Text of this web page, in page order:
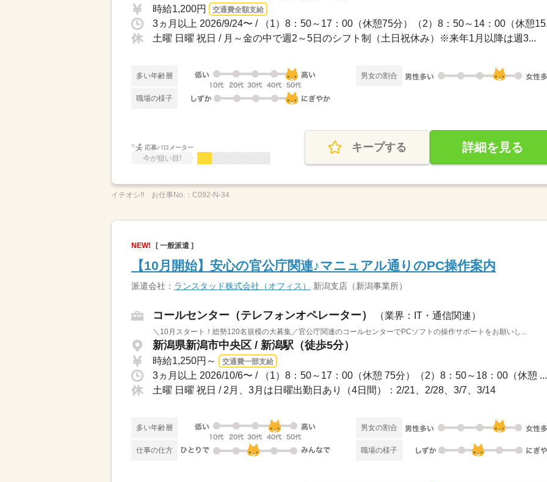
時給1,200円 交通費全額支給
3ヵ月以上 2026/9/24〜 / （1）8：50～17：00（休憩75分）（2）8：50～14：00（休憩
土曜 日曜 祝日 / 月～金の中で週2～5日のシフト制（土日祝休み）※来年1月以降は週3...
多い年齢層 男女の割合
職場の様子
応募バロメーター
今が狙い目!
キープする 詳細を見る
イチオシ!! お仕事No.： C092-N-34
NEW! [ 一般派遣 ]
【10月開始】安心の官公庁関連♪マニュアル通りのPC操作案内
派遣会社： ランスタッド株式会社（オフィス） 新潟支店（新潟事業所）
コールセンター（テレフォンオペレーター） （業界：IT・通信関連）
＼10月スタート！総勢120名規模の大募集／官公庁関連のコールセンターでPCソフトの操作サポートをお願いし...
新潟県新潟市中央区 / 新潟駅（徒歩5分）
時給1,250円～ 交通費一部支給
3ヵ月以上 2026/10/6〜 / （1）8：50～17：00（休憩 75分）（2）8：50～18：00（休憩 ...
土曜 日曜 祝日 / 2月、3月は日曜出勤日あり（4日間）：2/21、2/28、3/7、3/14
多い年齢層 男女の割合
仕事の仕方 職場の様子